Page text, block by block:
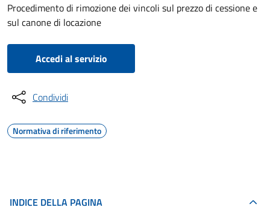
Procedimento di rimozione dei vincoli sul prezzo di cessione e
sul canone di locazione
Accedi al servizio
Condividi
Normativa di riferimento
INDICE DELLA PAGINA